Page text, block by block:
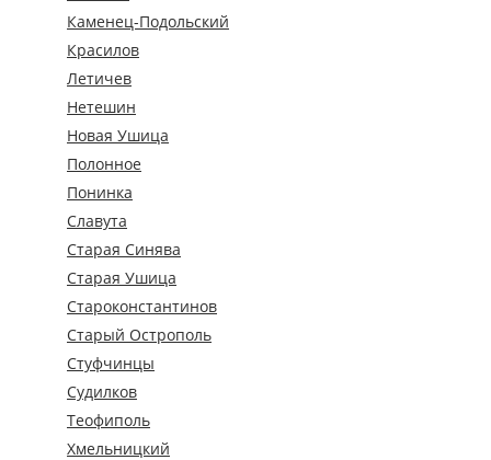
Каменец-Подольский
Красилов
Летичев
Нетешин
Новая Ушица
Полонное
Понинка
Славута
Старая Синява
Старая Ушица
Староконстантинов
Старый Острополь
Стуфчинцы
Судилков
Теофиполь
Хмельницкий